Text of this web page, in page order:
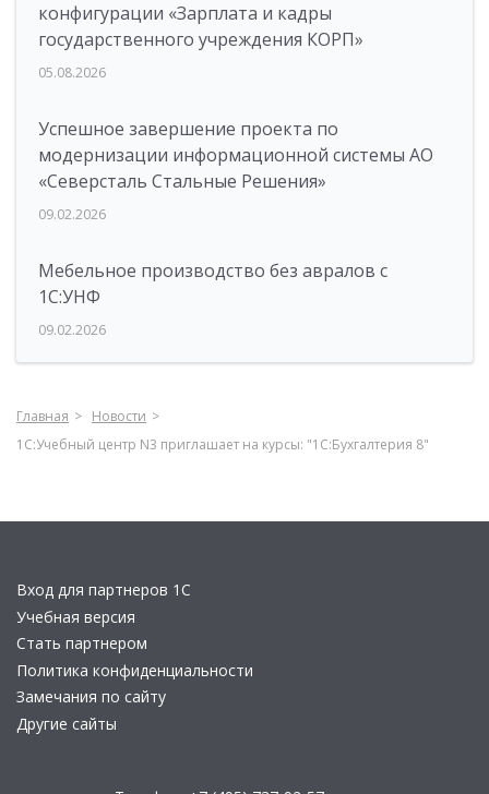
конфигурации «Зарплата и кадры
государственного учреждения КОРП»
05.08.2026
Успешное завершение проекта по
модернизации информационной системы АО
«Северсталь Стальные Решения»
09.02.2026
Мебельное производство без авралов с
1С:УНФ
09.02.2026
Главная
Новости
1С:Учебный центр N3 приглашает на курсы: "1С:Бухгалтерия 8"
Вход для партнеров 1С
Учебная версия
Стать партнером
Политика конфиденциальности
Замечания по сайту
Другие сайты